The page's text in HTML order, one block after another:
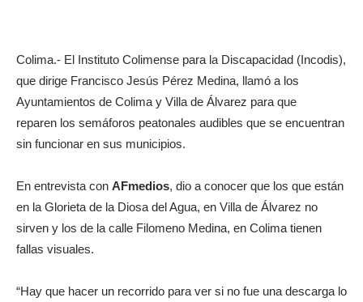
Colima.- El Instituto Colimense para la Discapacidad (Incodis),
que dirige Francisco Jesús Pérez Medina, llamó a los
Ayuntamientos de Colima y Villa de Álvarez para que
reparen los semáforos peatonales audibles que se encuentran
sin funcionar en sus municipios.
En entrevista con AFmedios, dio a conocer que los que están
en la Glorieta de la Diosa del Agua, en Villa de Álvarez no
sirven y los de la calle Filomeno Medina, en Colima tienen
fallas visuales.
“Hay que hacer un recorrido para ver si no fue una descarga lo